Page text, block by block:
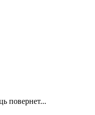
повернет...